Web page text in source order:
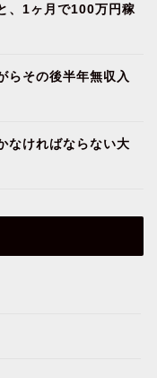
、1ヶ月で100万円稼
らその後半年無収入
なければならない大